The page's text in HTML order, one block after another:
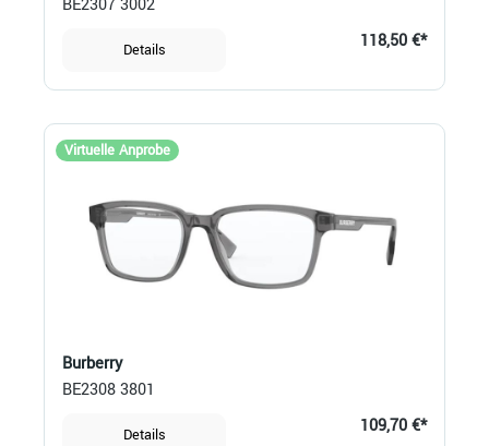
BE2307 3002
Details 118,50 €*
Virtuelle Anprobe
Burberry
BE2308 3801
Details 109,70 €*